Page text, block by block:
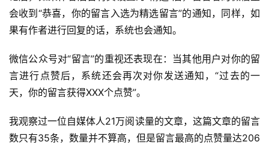
会收到“恭喜，你的留言入选为精选留言”的通知，同样，如
果有作者进行回复的话，系统也会通知。
微信公众号对“留言”的重视还表现在：当其他用户对你的留
言进行点赞后，系统还会再次对你发送通知，“过去的一
天，你的留言获得XXX个点赞”。
我观察过一位自媒体人21万阅读量的文章，这篇文章的留言
数只有35条，数量并不算高，但是留言最高的点赞量达206